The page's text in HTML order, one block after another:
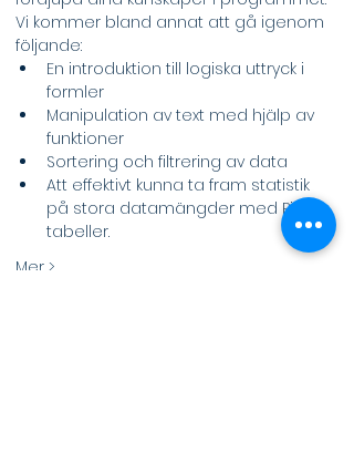
Vi kommer bland annat att gå igenom
följande:
En introduktion till logiska uttryck i
formler
Manipulation av text med hjälp av
funktioner
Sortering och filtrering av data
Att effektivt kunna ta fram statistik
på stora datamängder med Pivot-
tabeller.
Mer >